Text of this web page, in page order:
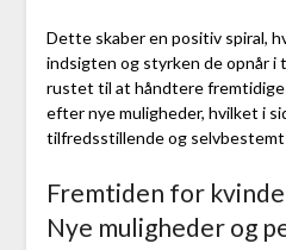
Dette skaber en positiv spiral,
indsigten og styrken de opnår i
rustet til at håndtere
efter nye muligheder, hvilket i
tilfredsstillende og
Fremtiden for
Nye muligheder og